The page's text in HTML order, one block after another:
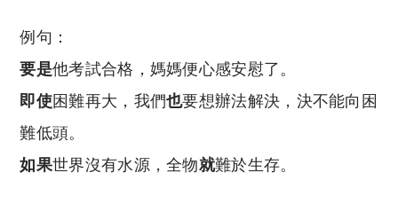
例句：
要是他考試合格，媽媽便心感安慰了。
即使困難再大，我們也要想辦法解決，決不能向困
難低頭。
如果世界沒有水源，全物就難於生存。